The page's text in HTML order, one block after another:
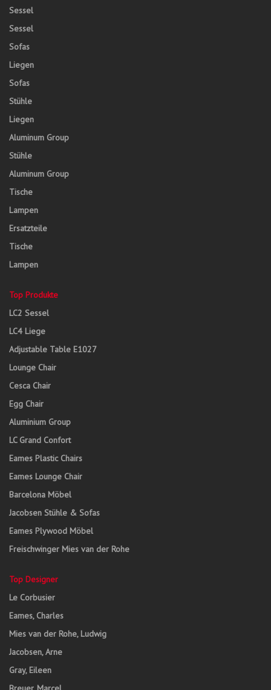
Sessel
Sessel
Sofas
Liegen
Sofas
Stühle
Liegen
Aluminum Group
Stühle
Aluminum Group
Tische
Lampen
Ersatzteile
Tische
Lampen
Top Produkte
LC2 Sessel
LC4 Liege
Adjustable Table E1027
Lounge Chair
Cesca Chair
Egg Chair
Aluminium Group
LC Grand Confort
Eames Plastic Chairs
Eames Lounge Chair
Barcelona Möbel
Jacobsen Stühle & Sofas
Eames Plywood Möbel
Freischwinger Mies van der Rohe
Top Designer
Le Corbusier
Eames, Charles
Mies van der Rohe, Ludwig
Jacobsen, Arne
Gray, Eileen